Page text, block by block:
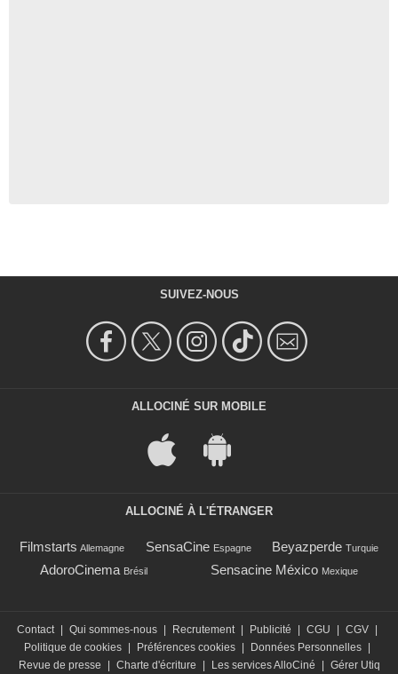
SUIVEZ-NOUS
ALLOCINÉ SUR MOBILE
ALLOCINÉ À L'ÉTRANGER
Filmstarts Allemagne SensaCine Espagne Beyazperde Turquie
AdoroCinema Brésil Sensacine México Mexique
Contact Qui sommes-nous Recrutement Publicité CGU CGV
Politique de cookies
Préférences cookies Données Personnelles
Revue de presse
Charte d'écriture Les services AlloCiné Gérer Utiq